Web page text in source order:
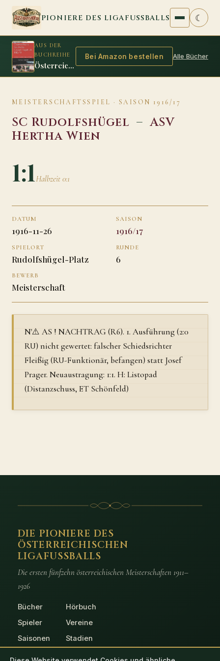
Zum Inhalt springen
PIONIERE DES LIGAFUSSBALLS ☾
AUS DER
BUCHREIHE
Österreichische Geschichte - Fussball Tagebuch 1918/19
Bei Amazon bestellen Alle Bücher
MEISTERSCHAFTSSPIEL · SAISON 1916/17
SC Rudolfshügel –ASV
Hertha Wien
1:1Halbzeit 0:1
DATUM
1916-11-26
SAISON
1916/17
SPIELORT
Rudolfshügel-Platz
RUNDE
6
BEWERB
Meisterschaft
N'⚠️ AS ! NACHTRAG (R6). 1. Ausführung (2:0
RU) nicht gewertet: falscher Schiedsrichter
Fleißig (RU-Funktionär, befangen) statt Josef
Prager. Neuaustragung: 1:1. H: Listopad
(Distanzschuss, ET Schönfeld)
DIE PIONIERE DES
ÖSTERREICHISCHEN
LIGAFUSSBALLS
Die ersten fünfzehn österreichischen Meisterschaften 1911–
1926
Bücher
Hörbuch
Spieler
Vereine
Saisonen
Stadien